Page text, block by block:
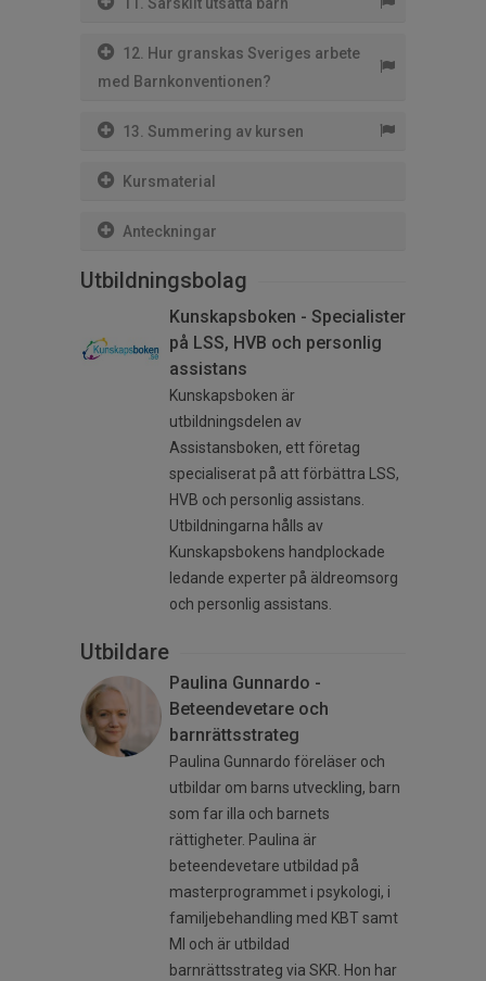
12. Hur granskas Sveriges arbete
med Barnkonventionen?
13. Summering av kursen
Kursmaterial
Anteckningar
Utbildningsbolag
Kunskapsboken - Specialister
på LSS, HVB och personlig
assistans
Kunskapsboken är
utbildningsdelen av
Assistansboken, ett företag
specialiserat på att förbättra LSS,
HVB och personlig assistans.
Utbildningarna hålls av
Kunskapsbokens handplockade
ledande experter på äldreomsorg
och personlig assistans.
Utbildare
Paulina Gunnardo -
Beteendevetare och
barnrättsstrateg
Paulina Gunnardo föreläser och
utbildar om barns utveckling, barn
som far illa och barnets
rättigheter. Paulina är
beteendevetare utbildad på
masterprogrammet i psykologi, i
familjebehandling med KBT samt
MI och är utbildad
barnrättsstrateg via SKR. Hon har